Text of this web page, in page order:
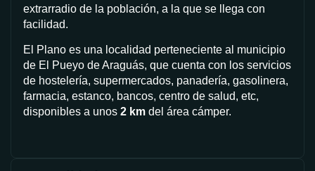
extrarradio de la población, a la que se llega con
facilidad.
El Plano es una localidad perteneciente al municipio
de El Pueyo de Araguás, que cuenta con los servicios
de hostelería, supermercados, panadería, gasolinera,
farmacia, estanco, bancos, centro de salud, etc,
disponibles a unos 2 km del área cámper.